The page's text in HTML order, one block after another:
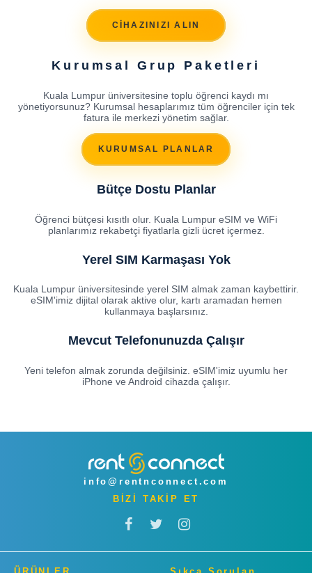
CİHAZINIZI ALIN
Kurumsal Grup Paketleri
Kuala Lumpur üniversitesine toplu öğrenci kaydı mı
yönetiyorsunuz? Kurumsal hesaplarımız tüm öğrenciler için tek
fatura ile merkezi yönetim sağlar.
KURUMSAL PLANLAR
Bütçe Dostu Planlar
Öğrenci bütçesi kısıtlı olur. Kuala Lumpur eSIM ve WiFi
planlarımız rekabetçi fiyatlarla gizli ücret içermez.
Yerel SIM Karmaşası Yok
Kuala Lumpur üniversitesinde yerel SIM almak zaman kaybettirir.
eSIM'imiz dijital olarak aktive olur, kartı aramadan hemen
kullanmaya başlarsınız.
Mevcut Telefonunuzda Çalışır
Yeni telefon almak zorunda değilsiniz. eSIM'imiz uyumlu her
iPhone ve Android cihazda çalışır.
info@rentnconnect.com
BİZİ TAKİP ET